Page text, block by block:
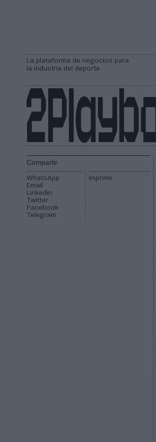
La plataforma de negocios para
la industria del deporte
Compartir
WhatsApp
Email
Linkedin
Twitter
Facebook
Telegram
Imprimir